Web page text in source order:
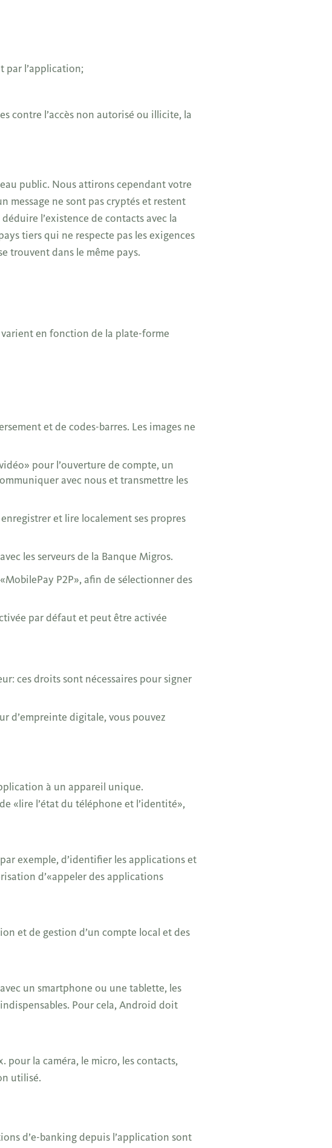
par l’application;
contre l’accès non autorisé ou illicite, la
public. Nous attirons cependant votre
message ne sont pas cryptés et restent
l’existence de contacts avec la
tiers qui ne respecte pas les exigences
trouvent dans le même pays.
en fonction de la plate-forme
et de codes-barres. Les images ne
pour l’ouverture de compte, un
avec nous et transmettre les
et lire localement ses propres
les serveurs de la Banque Migros.
P2P», afin de sélectionner des
par défaut et peut être activée
ces droits sont nécessaires pour signer
d’empreinte digitale, vous pouvez
à un appareil unique.
«lire l’état du téléphone et l’identité»,
exemple, d’identifier les applications et
d’«appeler des applications
et de gestion d’un compte local et des
un smartphone ou une tablette, les
Pour cela, Android doit
pour la caméra, le micro, les contacts,
utilisé.
d’e-banking depuis l’application sont